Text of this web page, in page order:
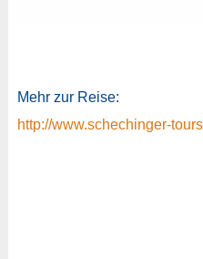
Mehr zur Reise:
http://www.schechinger-